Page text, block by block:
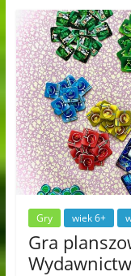
Gry wiek 6+
Gra